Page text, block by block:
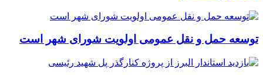
توسعه حمل و نقل عمومی اولویت شورای شهر است